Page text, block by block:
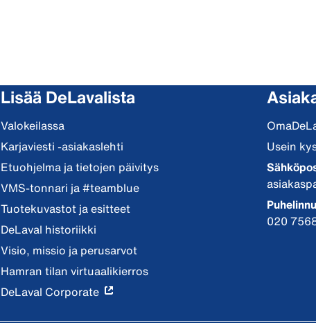
Lisää DeLavalista
Valokeilassa
Karjaviesti -asiakaslehti
Etuohjelma ja tietojen päivitys
VMS-tonnari ja #teamblue
Tuotekuvastot ja esitteet
DeLaval historiikki
Visio, missio ja perusarvot
Hamran tilan virtuaalikierros
DeLaval Corporate
Usein
020